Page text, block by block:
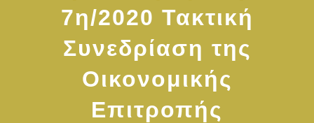
7η/2020 Τακτική
Συνεδρίαση της
Οικονομικής
Επιτροπής